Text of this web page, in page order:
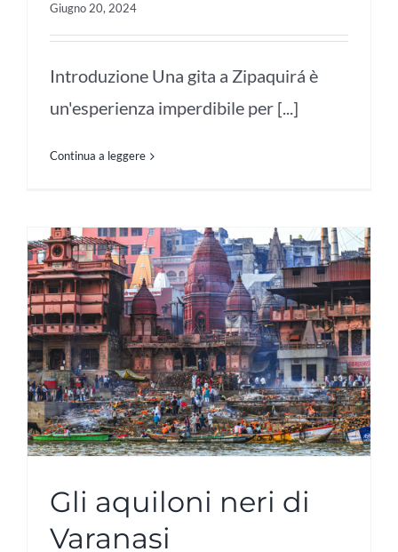
Giugno 20, 2024
Introduzione Una gita a Zipaquirá è
un'esperienza imperdibile per [...]
Continua a leggere
Gli aquiloni neri di
Varanasi